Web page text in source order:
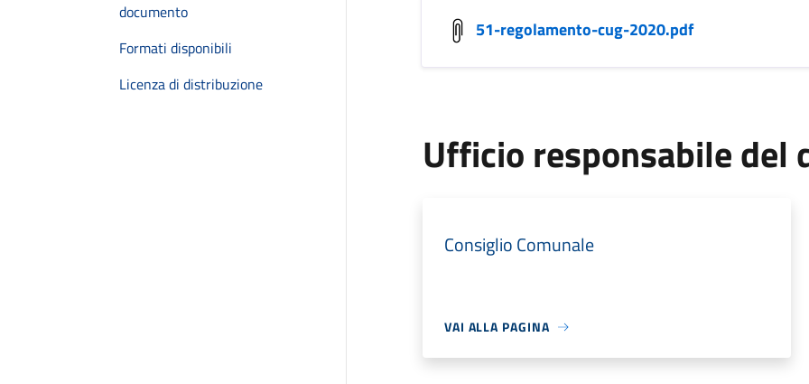
documento
Formati disponibili
Licenza di distribuzione
51-regolamento-cug-2020.pdf
Ufficio responsabile del
Consiglio Comunale
VAI ALLA PAGINA